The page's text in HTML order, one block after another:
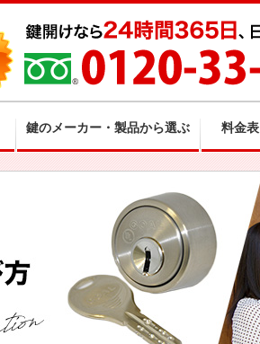
鍵のメーカー・製品から選ぶ 料金表